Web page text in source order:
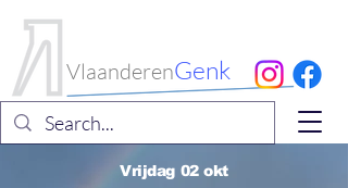
VlaanderenGenk
Vrijdag 02 okt